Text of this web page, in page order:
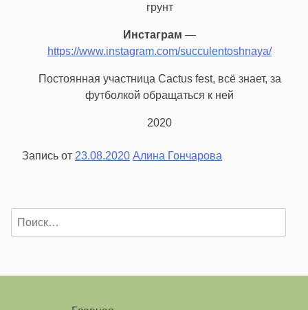
грунт
Инстаграм —
https://www.instagram.com/succulentoshnaya/
Постоянная участница Cactus fest, всё знает, за
футболкой обращаться к ней
2020
Запись от 23.08.2020 Алина Гончарова
Найти: